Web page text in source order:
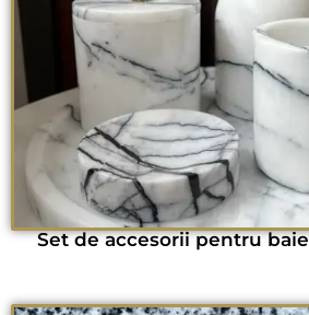
Set de accesorii pentru